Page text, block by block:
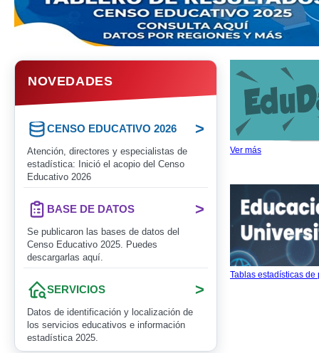
NOVEDADES
CENSO EDUCATIVO 2026 >
Atención, directores y especialistas de
estadística: Inició el acopio del Censo
Educativo 2026
BASE DE DATOS >
Se publicaron las bases de datos del
Censo Educativo 2025. Puedes
descargarlas aquí.
SERVICIOS >
Datos de identificación y localización de
los servicios educativos e información
estadística 2025.
Ver más
Tablas estadísticas